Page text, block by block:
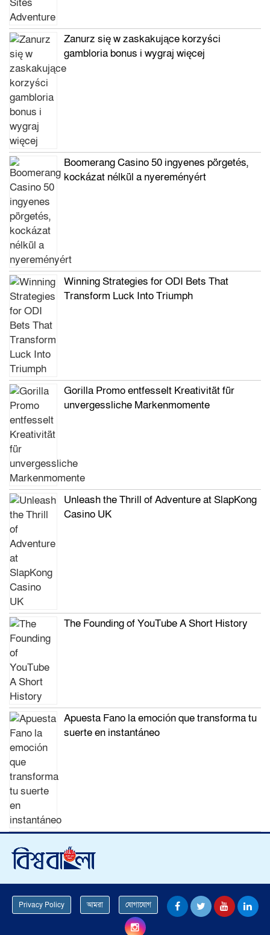
Zanurz się w zaskakujące korzyści
gambloria bonus i wygraj więcej
Boomerang Casino 50 ingyenes pörgetés,
kockázat nélkül a nyereményért
Winning Strategies for ODI Bets That
Transform Luck Into Triumph
Gorilla Promo entfesselt Kreativität für
unvergessliche Markenmomente
Unleash the Thrill of Adventure at SlapKong
Casino UK
The Founding of YouTube A Short History
Apuesta Fano la emoción que transforma tu
suerte en instantáneo
Privacy Policy আমরা যোগাযোগ